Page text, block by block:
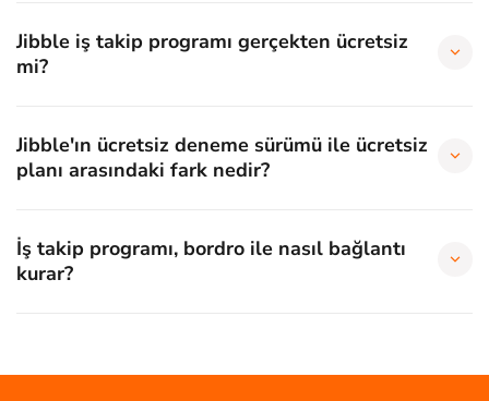
Jibble iş takip programı gerçekten ücretsiz
mi?
Jibble'ın ücretsiz deneme sürümü ile ücretsiz
planı arasındaki fark nedir?
İş takip programı, bordro ile nasıl bağlantı
kurar?